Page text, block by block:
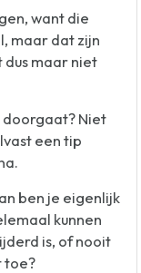
want die
maar dat zijn
dus maar niet
doorgaat? Niet
een tip
ben je eigenlijk
kunnen
is, of nooit
toe?